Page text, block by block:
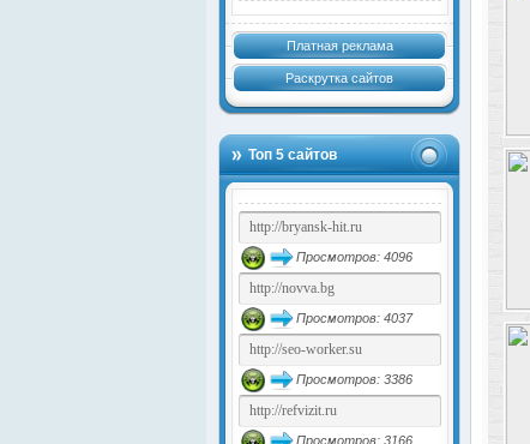
Платная реклама
Раскрутка сайтов
Топ 5 сайтов
Просмотров: 4096
Просмотров: 4037
Просмотров: 3386
Просмотров: 3166